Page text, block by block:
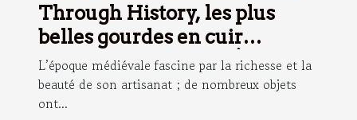
Through History, les plus
belles gourdes en cuir
inspirées du Moyen-Âge !
L’époque médiévale fascine par la richesse et la
beauté de son artisanat ; de nombreux objets
ont...